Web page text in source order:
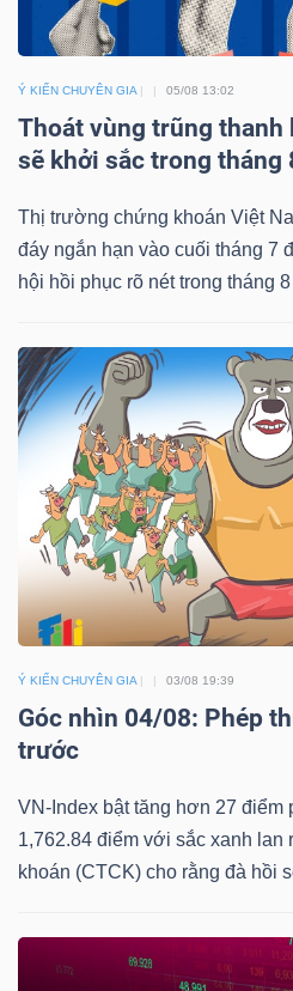
Ý KIẾN CHUYÊN GIA 05/08 13:02
Thoát vùng trũng thanh
sẽ khởi sắc trong tháng
Thị trường chứng khoán Việt
đáy ngắn hạn vào cuối tháng 7
hội hồi phục rõ nét trong tháng
Ý KIẾN CHUYÊN GIA 03/08 19:39
Góc nhìn 04/08: Phép
trước
VN-Index bật tăng hơn 27 điểm
1,762.84 điểm với sắc xanh lan
khoán (CTCK) cho rằng đà hồi
PHÂN
VĨ
MÔ
NGÀNH
DOANH
NGHIỆP
CỔ
PHIẾU
PHIẾU